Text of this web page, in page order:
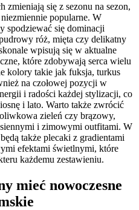
się z sezonu na sezon,
popularne. W
spodziewać się dominacji
róż, mięta czy delikatny
wpisują się w aktualne
które zdobywają serca wielu
kolory takie jak fuksja, turkus
na czołowej pozycji w
i radości każdej stylizacji, co
i lato. Warto także zwrócić
zieleń czy brązowy,
i zimowymi outfitami. W
także plecaki z gradientami
efektami świetlnymi, które
każdemu zestawieniu.
mieć nowoczesne